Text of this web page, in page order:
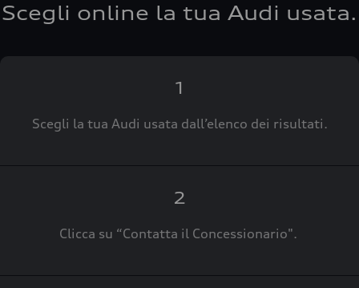
Scegli online la tua Audi usata.
1
Scegli la tua Audi usata dall’elenco dei risultati.
2
Clicca su “Contatta il Concessionario".